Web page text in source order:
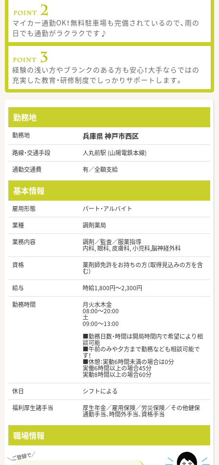
マイカー通勤OK！無料駐車場も完備されているので、雨の
日でも通勤がラクラクです♪
経験の浅い方やブランクのある方も安心！大手ならではの
充実した教育・研修制度でしっかりサポートします。
勤務地
勤務地 兵庫県 神戸市西区
路線・交通手段
人丸前駅 (山陽電鉄本線)
通勤交通費
有／全額支給
基本情報
雇用形態
パート・アルバイト
業種
調剤薬局
業務内容
調剤／監査／服薬指導
内科, 眼科, 皮膚科, 小児科,脳神経外科
資格
薬剤師免許をお持ちの方（取得見込みの方を含
む）
給与
時給1,800円～2,300円
勤務時間
月火水木金
08:00～20:00
土
09:00～13:00
■勤務日数・時間は開局時間内で希望により相
談可能
■午前のみや夕方まで勤務なども相談可能で
す！
■休憩：実動6時間未満の場合は0分
実働6時間以上の場合45分
実動8時間以上の場合60分
休日
シフトによる
福利厚生諸手当
厚生年金／雇用保険／労災保険／その他健保
通勤手当、時間外手当、資格手当
職場情報